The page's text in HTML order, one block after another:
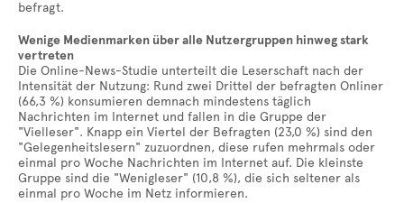
befragt.
Wenige Medienmarken über alle Nutzergruppen hinweg stark
vertreten
Die Online-News-Studie unterteilt die Leserschaft nach der
Intensität der Nutzung: Rund zwei Drittel der befragten Onliner
(66,3 %) konsumieren demnach mindestens täglich
Nachrichten im Internet und fallen in die Gruppe der
"Vielleser". Knapp ein Viertel der Befragten (23,0 %) sind den
"Gelegenheitslesern" zuzuordnen, diese rufen mehrmals oder
einmal pro Woche Nachrichten im Internet auf. Die kleinste
Gruppe sind die "Wenigleser" (10,8 %), die sich seltener als
einmal pro Woche im Netz informieren.